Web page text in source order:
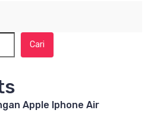
Cari
Apple Iphone Air